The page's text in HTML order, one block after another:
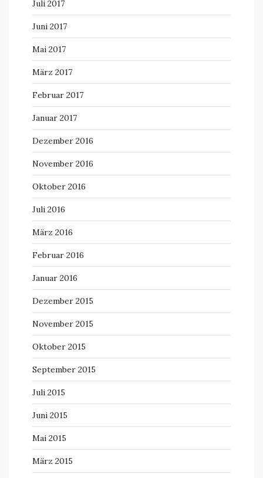
Juli 2017
Juni 2017
Mai 2017
März 2017
Februar 2017
Januar 2017
Dezember 2016
November 2016
Oktober 2016
Juli 2016
März 2016
Februar 2016
Januar 2016
Dezember 2015
November 2015
Oktober 2015
September 2015
Juli 2015
Juni 2015
Mai 2015
März 2015